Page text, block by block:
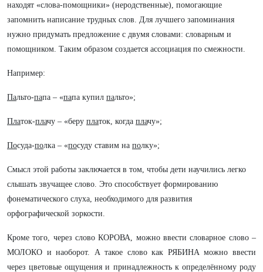
находят «слова-помощники» (неродственные), помогающие
запомнить написание трудных слов. Для лучшего запоминания
нужно придумать предложение с двумя словами: словарным и
помощником. Таким образом создается ассоциация по смежности.
Например:
Пальто-папа – «папа купил пальто»;
Платок-плачу – «беру платок, когда плачу»;
Посуда-полка – «посуду ставим на полку»;
Смысл этой работы заключается в том, чтобы дети научились легко
слышать звучащее слово. Это способствует формированию
фонематического слуха, необходимого для развития
орфографической зоркости.
Кроме того, через слово КОРОВА, можно ввести словарное слово –
МОЛОКО и наоборот. А такое слово как РЯБИНА можно ввести
через цветовые ощущения и принадлежность к определённому роду